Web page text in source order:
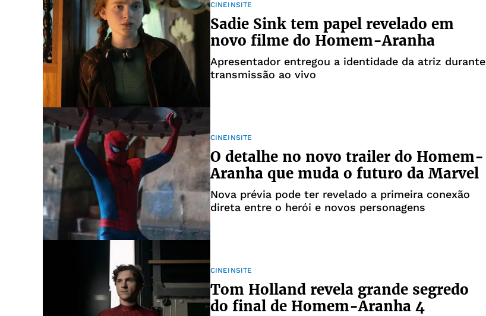
CINEINSITE
Sadie Sink tem papel revelado em
novo filme do Homem-Aranha
Apresentador entregou a identidade da atriz durante
transmissão ao vivo
CINEINSITE
O detalhe no novo trailer do Homem-
Aranha que muda o futuro da Marvel
Nova prévia pode ter revelado a primeira conexão
direta entre o herói e novos personagens
CINEINSITE
Tom Holland revela grande segredo
do final de Homem-Aranha 4